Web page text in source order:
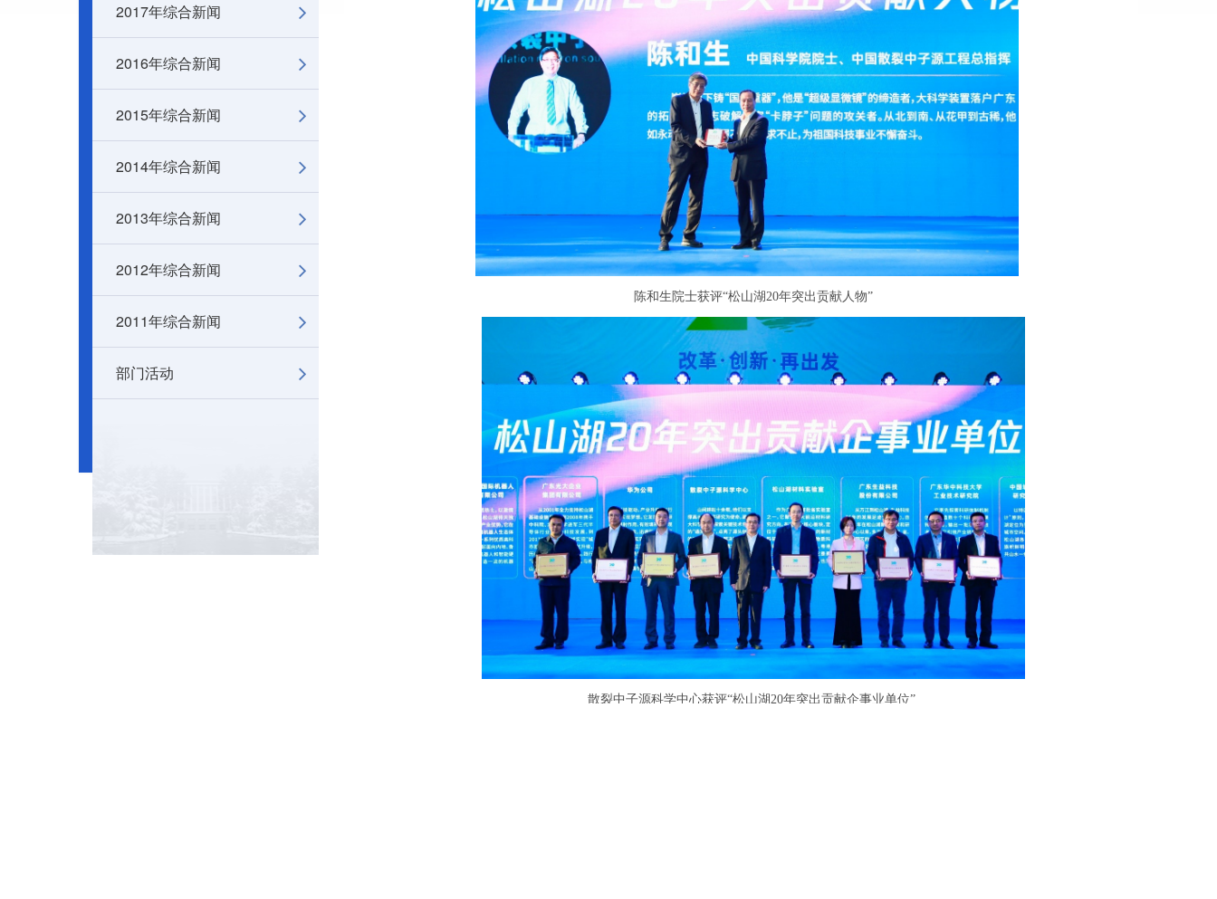
2017年综合新闻
2016年综合新闻
2015年综合新闻
2014年综合新闻
2013年综合新闻
2012年综合新闻
2011年综合新闻
部门活动
陈和生院士获评“松山湖20年突出贡献人物”
散裂中子源科学中心获评“松山湖 20年突出贡献企事业单位”